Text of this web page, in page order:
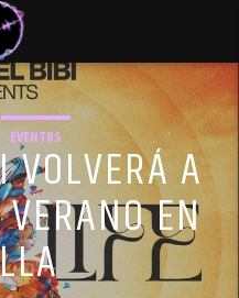
EVENTOS A
EN